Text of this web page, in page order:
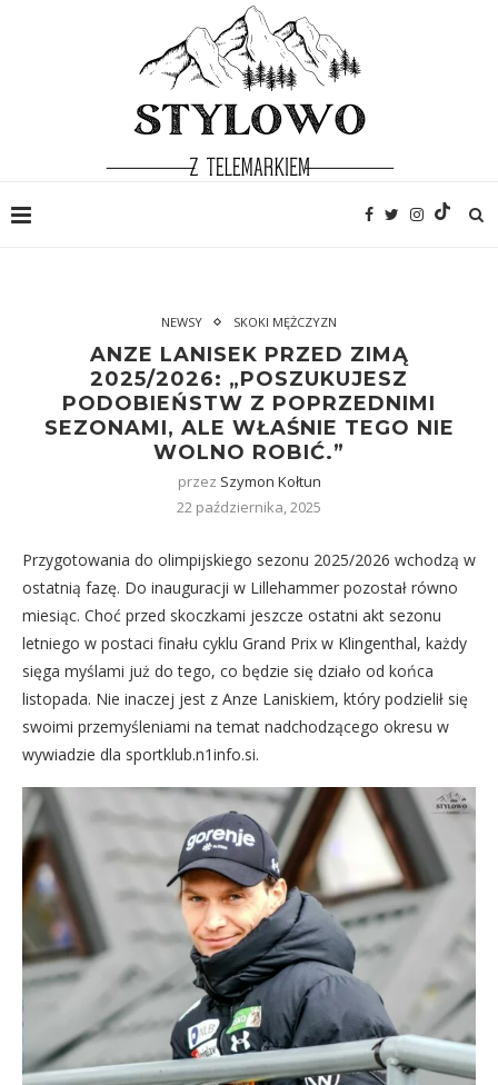
NEWSY SKOKI MĘŻCZYZN
ANZE LANISEK PRZED ZIMĄ
2025/2026: „POSZUKUJESZ
PODOBIEŃSTW Z POPRZEDNIMI
SEZONAMI, ALE WŁAŚNIE TEGO NIE
WOLNO ROBIĆ.”
przez Szymon Kołtun
22 października, 2025
Przygotowania do olimpijskiego sezonu 2025/2026 wchodzą w
ostatnią fazę. Do inauguracji w Lillehammer pozostał równo
miesiąc. Choć przed skoczkami jeszcze ostatni akt sezonu
letniego w postaci finału cyklu Grand Prix w Klingenthal, każdy
sięga myślami już do tego, co będzie się działo od końca
listopada. Nie inaczej jest z Anze Laniskiem, który podzielił się
swoimi przemyśleniami na temat nadchodzącego okresu w
wywiadzie dla sportklub.n1info.si.